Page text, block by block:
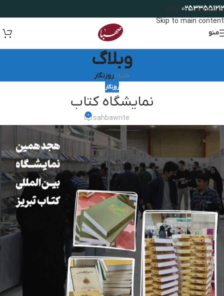
Skip to navigation
Skip to main content
02533551212
منو
وبلاگ
خانه/روزنگار
روزنگار
نمایشگاه کتاب
sahbawrite
0